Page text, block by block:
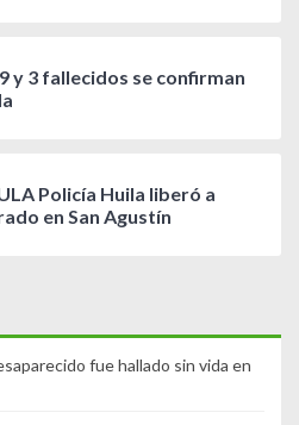
y 3 fallecidos se confirman
Policía Huila liberó a
en San Agustín
fue hallado sin vida en